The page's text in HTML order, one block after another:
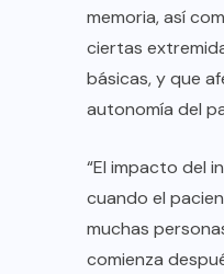
memoria, así
ciertas
básicas, y que
autonomía del
“El impacto del
cuando el
muchas
comienza